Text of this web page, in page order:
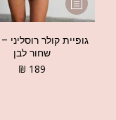
גופיית קולר רוסליני
שחור לבן
₪ 189